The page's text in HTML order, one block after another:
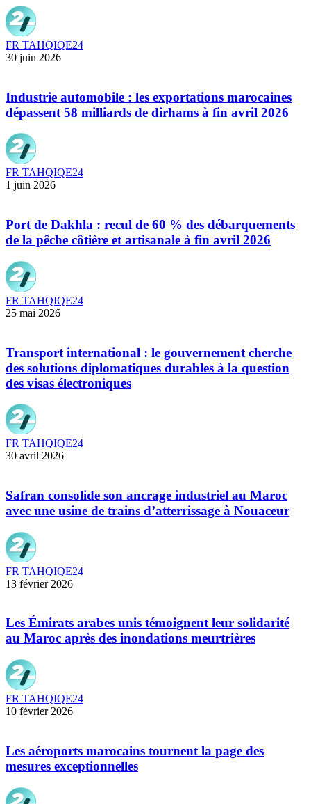
FR TAHQIQE24
30 juin 2026
Industrie automobile : les exportations marocaines
dépassent 58 milliards de dirhams à fin avril 2026
FR TAHQIQE24
1 juin 2026
Port de Dakhla : recul de 60 % des débarquements
de la pêche côtière et artisanale à fin avril 2026
FR TAHQIQE24
25 mai 2026
Transport international : le gouvernement cherche
des solutions diplomatiques durables à la question
des visas électroniques
FR TAHQIQE24
30 avril 2026
Safran consolide son ancrage industriel au Maroc
avec une usine de trains d’atterrissage à Nouaceur
FR TAHQIQE24
13 février 2026
Les Émirats arabes unis témoignent leur solidarité
au Maroc après des inondations meurtrières
FR TAHQIQE24
10 février 2026
Les aéroports marocains tournent la page des
mesures exceptionnelles